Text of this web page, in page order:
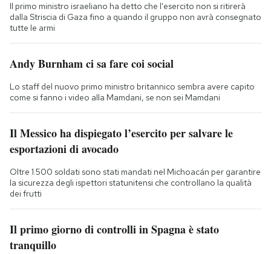
Il primo ministro israeliano ha detto che l'esercito non si ritirerà
dalla Striscia di Gaza fino a quando il gruppo non avrà consegnato
tutte le armi
Andy Burnham ci sa fare coi social
Lo staff del nuovo primo ministro britannico sembra avere capito
come si fanno i video alla Mamdani, se non sei Mamdani
Il Messico ha dispiegato l’esercito per salvare le
esportazioni di avocado
Oltre 1.500 soldati sono stati mandati nel Michoacán per garantire
la sicurezza degli ispettori statunitensi che controllano la qualità
dei frutti
Il primo giorno di controlli in Spagna è stato
tranquillo